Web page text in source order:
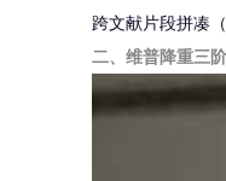
用户协议
跨文献片段拼凑
二、维普降重三